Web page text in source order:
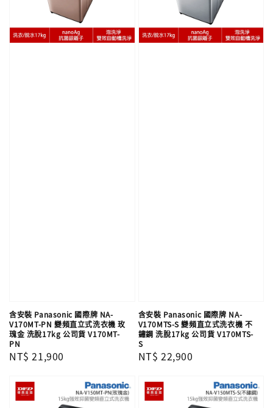
含安裝 Panasonic 國際牌 NA-
V170MT-PN 變頻直立式洗衣機 玫
瑰金 洗脫17kg 公司貨 V170MT-
PN
Regular
NT$ 21,900
含安裝 Panasonic 國際牌 NA-
V170MTS-S 變頻直立式洗衣機 不
鏽鋼 洗脫17kg 公司貨 V170MTS-
S
Regular
NT$ 22,900